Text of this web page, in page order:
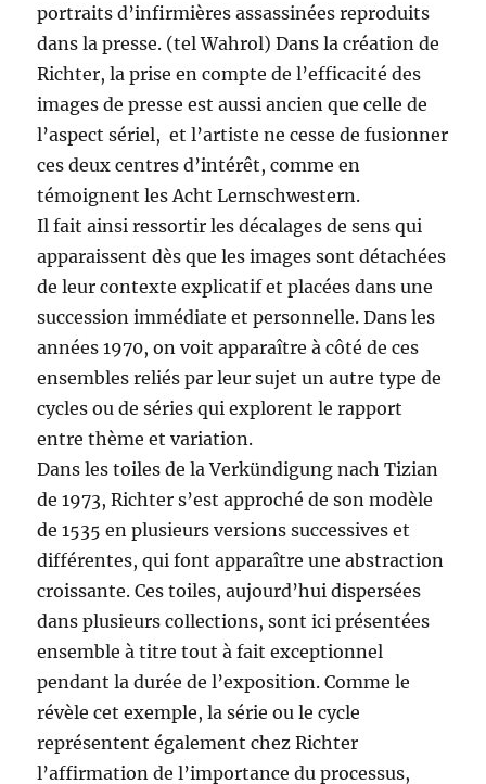
portraits d’infirmières assassinées reproduits
dans la presse. (tel Wahrol) Dans la création de
Richter, la prise en compte de l’efficacité des
images de presse est aussi ancien que celle de
l’aspect sériel, et l’artiste ne cesse de fusionner
ces deux centres d’intérêt, comme en
témoignent les Acht Lernschwestern.
Il fait ainsi ressortir les décalages de sens qui
apparaissent dès que les images sont détachées
de leur contexte explicatif et placées dans une
succession immédiate et personnelle. Dans les
années 1970, on voit apparaître à côté de ces
ensembles reliés par leur sujet un autre type de
cycles ou de séries qui explorent le rapport
entre thème et variation.
Dans les toiles de la Verkündigung nach Tizian
de 1973, Richter s’est approché de son modèle
de 1535 en plusieurs versions successives et
différentes, qui font apparaître une abstraction
croissante. Ces toiles, aujourd’hui dispersées
dans plusieurs collections, sont ici présentées
ensemble à titre tout à fait exceptionnel
pendant la durée de l’exposition. Comme le
révèle cet exemple, la série ou le cycle
représentent également chez Richter
l’affirmation de l’importance du processus,